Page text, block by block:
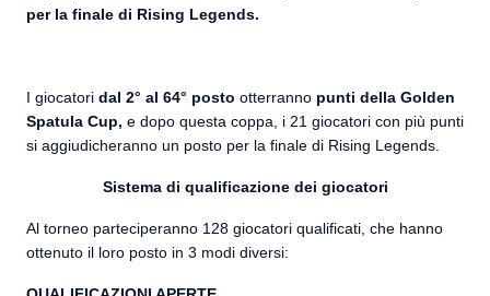
per la finale di Rising Legends.
I giocatori dal 2° al 64° posto otterranno punti della Golden
Spatula Cup, e dopo questa coppa, i 21 giocatori con più punti
si aggiudicheranno un posto per la finale di Rising Legends.
Sistema di qualificazione dei giocatori
Al torneo parteciperanno 128 giocatori qualificati, che hanno
ottenuto il loro posto in 3 modi diversi: